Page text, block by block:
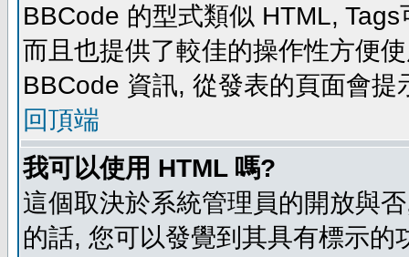
BBCode 的型式類似 HTML,
而且也提供了較佳的操作性方便
BBCode 資訊, 從發表的頁面會提
回頂端
我可以使用 HTML 嗎?
這個取決於系統管理員的開放與
的話, 您可以發覺到其具有標示